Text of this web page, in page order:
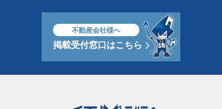
不動産会社様へ
掲載受付窓口はこちら